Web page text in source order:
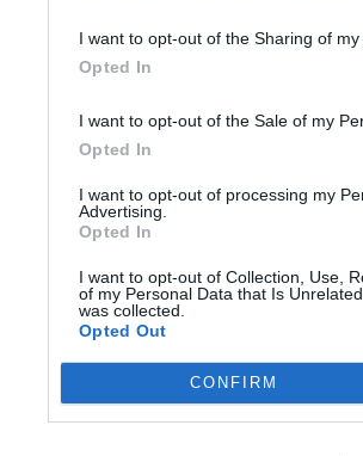
I want to opt-out of the Sharing of my
Opted In
I want to opt-out of the Sale of my
Opted In
I want to opt-out of processing my
Advertising.
Opted In
I want to opt-out of Collection, Use,
of my Personal Data that Is
was collected.
Opted Out
CONFIRM